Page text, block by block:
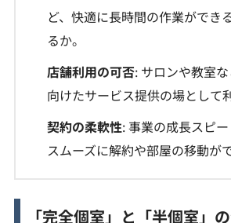
ど、快適に長時間の作業ができ
るか。
店舗利用の可否: サロンや教室
向けたサービス提供の場として
契約の柔軟性: 事業の成長スピー
スムーズに解約や部屋の移動が
「完全個室」と「半個室」